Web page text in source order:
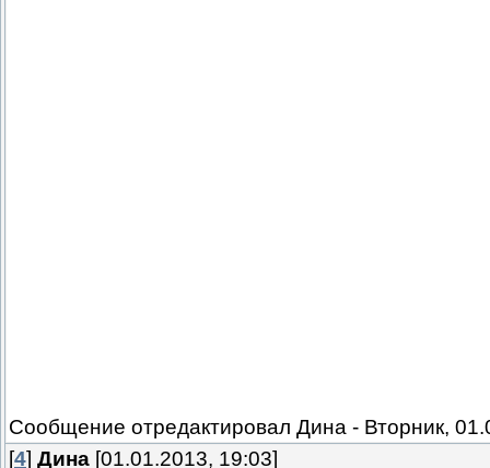
Сообщение отредактировал Дина - Вторник,
[4] Дина [01.01.2013, 19:03]